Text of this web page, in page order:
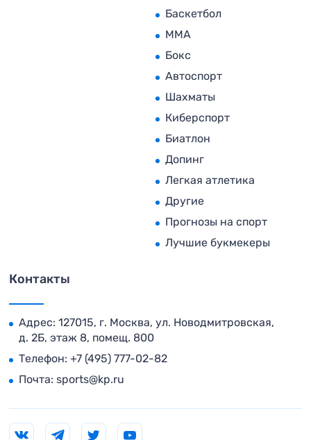
Баскетбол
MMA
Бокс
Автоспорт
Шахматы
Киберспорт
Биатлон
Допинг
Легкая атлетика
Другие
Прогнозы на спорт
Лучшие букмекеры
Контакты
Адрес: 127015, г. Москва, ул. Новодмитровская,
д. 2Б, этаж 8, помещ. 800
Телефон: +7 (495) 777-02-82
Почта: sports@kp.ru